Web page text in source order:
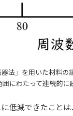
法」を用いた材料
にわたって連続的に
低減できたこと